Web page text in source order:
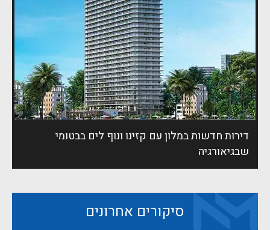
דירות חדשות במלון עם קזינו ונוף לים בבטומי
שבגיאורגיה
סיקורים אחרונים